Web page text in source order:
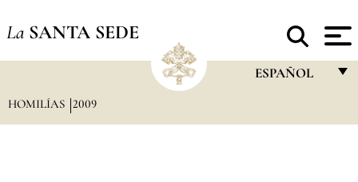
La SANTA SEDE
ESPAÑOL
HOMILÍAS 2009